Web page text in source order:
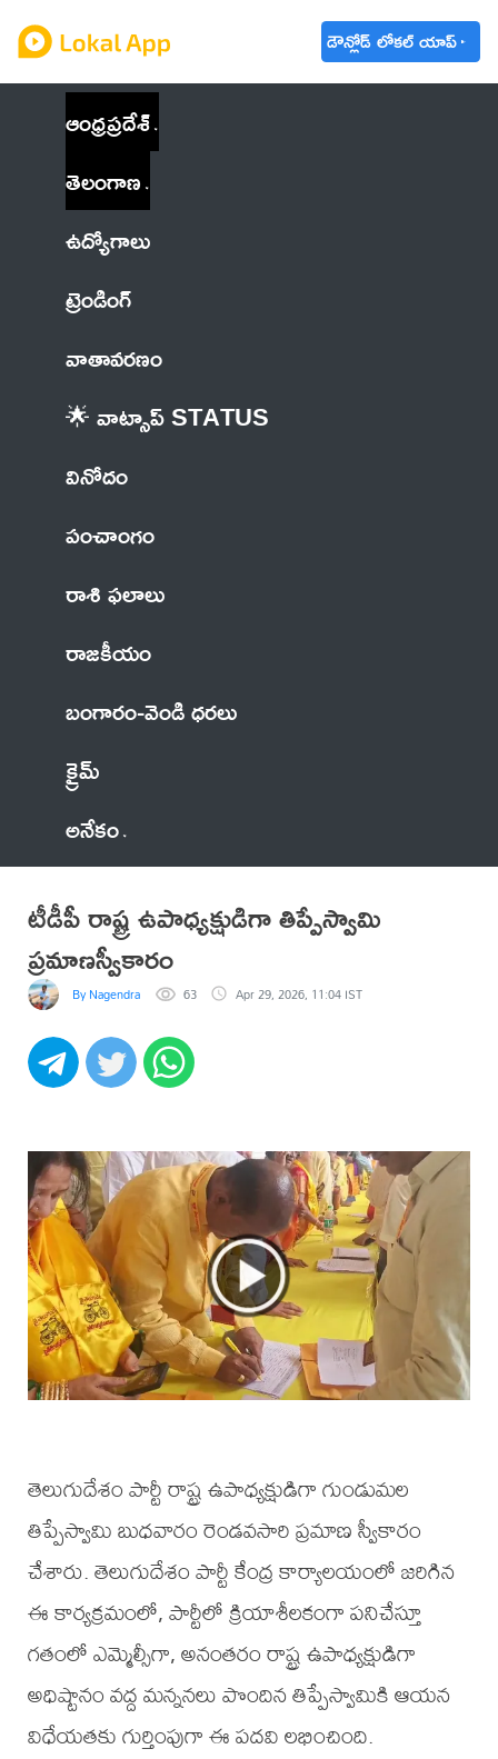
డౌన్లోడ్ లోకల్ యాప్
ఆంధ్రప్రదేశ్
తెలంగాణ
ఉద్యోగాలు
ట్రెండింగ్
వాతావరణం
🌟 వాట్సాప్ STATUS
వినోదం
పంచాంగం
రాశి ఫలాలు
రాజకీయం
బంగారం-వెండి ధరలు
క్రైమ్
అనేకం
టీడీపీ రాష్ట్ర ఉపాధ్యక్షుడిగా తిప్పేస్వామి
ప్రమాణస్వీకారం
By Nagendra 63 Apr 29, 2026, 11:04 IST
తెలుగుదేశం పార్టీ రాష్ట్ర ఉపాధ్యక్షుడిగా గుండుమల
తిప్పేస్వామి బుధవారం రెండవసారి ప్రమాణ స్వీకారం
చేశారు. తెలుగుదేశం పార్టీ కేంద్ర కార్యాలయంలో జరిగిన
ఈ కార్యక్రమంలో, పార్టీలో క్రియాశీలకంగా పనిచేస్తూ
గతంలో ఎమ్మెల్సీగా, అనంతరం రాష్ట్ర ఉపాధ్యక్షుడిగా
అధిష్టానం వద్ద మన్ననలు పొందిన తిప్పేస్వామికి ఆయన
విధేయతకు గుర్తింపుగా ఈ పదవి లభించింది.